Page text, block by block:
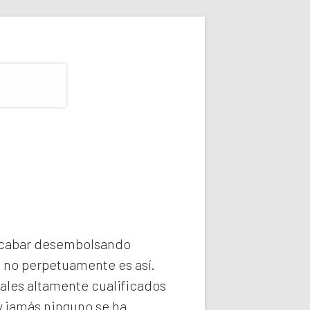
desembolsando
perpetuamente es así.
altamente cualificados
ninguno se ha